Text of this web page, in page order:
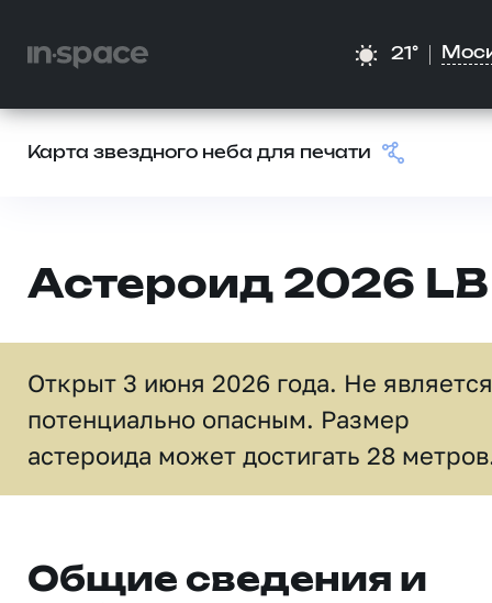
21°
Карта звездного неба для печати
Астероид 2026 LB
Открыт 3 июня 2026 года. Не является
потенциально опасным. Размер
астероида может достигать 28
Общие сведения и